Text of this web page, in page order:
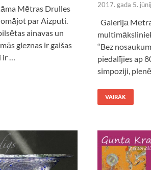
Mētras Drulles
par Aizputi.
ainavas un
gleznas ir gaišas
ir …
2017. gada 5.
Galerijā
“Bez
piedalījies ap
simpoziji,
VAIRĀK